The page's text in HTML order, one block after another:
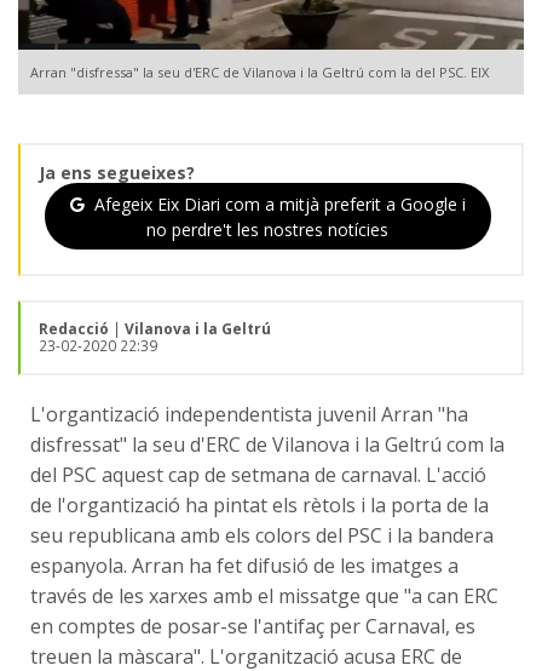
Arran "disfressa" la seu d'ERC de Vilanova i la Geltrú com la del PSC. EIX
Ja ens segueixes?
Afegeix Eix Diari com a mitjà preferit a Google i
no perdre't les nostres notícies
Redacció | Vilanova i la Geltrú
23-02-2020 22:39
L'organtizació independentista juvenil Arran "ha
disfressat" la seu d'ERC de Vilanova i la Geltrú com la
del PSC aquest cap de setmana de carnaval. L'acció
de l'organtizació ha pintat els rètols i la porta de la
seu republicana amb els colors del PSC i la bandera
espanyola. Arran ha fet difusió de les imatges a
través de les xarxes amb el missatge que "a can ERC
en comptes de posar-se l'antifaç per Carnaval, es
treuen la màscara". L'organització acusa ERC de